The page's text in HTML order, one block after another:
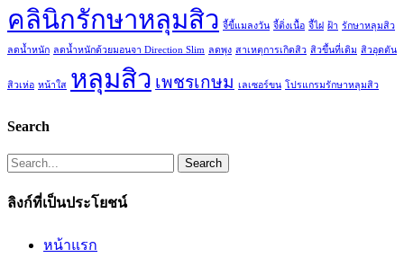
คลินิกรักษาหลุมสิว จี้ขี้แมลงวัน จี้ติ่งเนื้อ จี้ไฝ ฝ้า รักษาหลุมสิว
ลดน้ำหนัก ลดน้ำหนักด้วยมอนจา Direction Slim ลดพุง สาเหตุการเกิดสิว สิวขึ้นที่เดิม สิวอุดตัน
สิวเห่อ หน้าใส หลุมสิว เพชรเกษม เลเซอร์ขน โปรแกรมรักษาหลุมสิว
Search
Search
ลิงก์ที่เป็นประโยชน์
หน้าแรก